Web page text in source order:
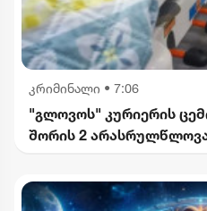
კრიმინალი • 7:06
"გლოვოს" კურიერის
შორის 2